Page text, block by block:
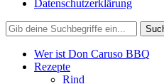
Datenschutzerklärung
Wer ist Don Caruso BBQ
Rezepte
Rind